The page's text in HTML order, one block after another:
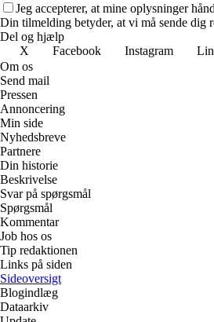
Jeg accepterer, at mine oplysninger
Din tilmelding betyder, at vi må sende dig
Del og hjælp
X
Facebook Instagram
Om os
Send mail
Pressen
Annoncering
Min side
Nyhedsbreve
Partnere
Din historie
Beskrivelse
Svar på spørgsmål
Spørgsmål
Kommentar
Job hos os
Tip redaktionen
Links på siden
Sideoversigt
Blogindlæg
Dataarkiv